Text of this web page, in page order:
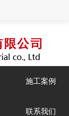
施工案例
联系我们